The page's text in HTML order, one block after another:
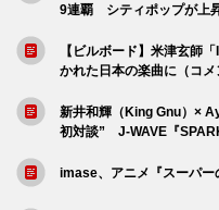
9連覇 シティポップが上
【ビルボード】米津玄師
かれた日本の楽曲に（コメ
新井和輝（King Gnu）×
初対談” J-WAVE『
imase、アニメ『スーパー